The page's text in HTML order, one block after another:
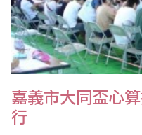
嘉義市大同盃心
行